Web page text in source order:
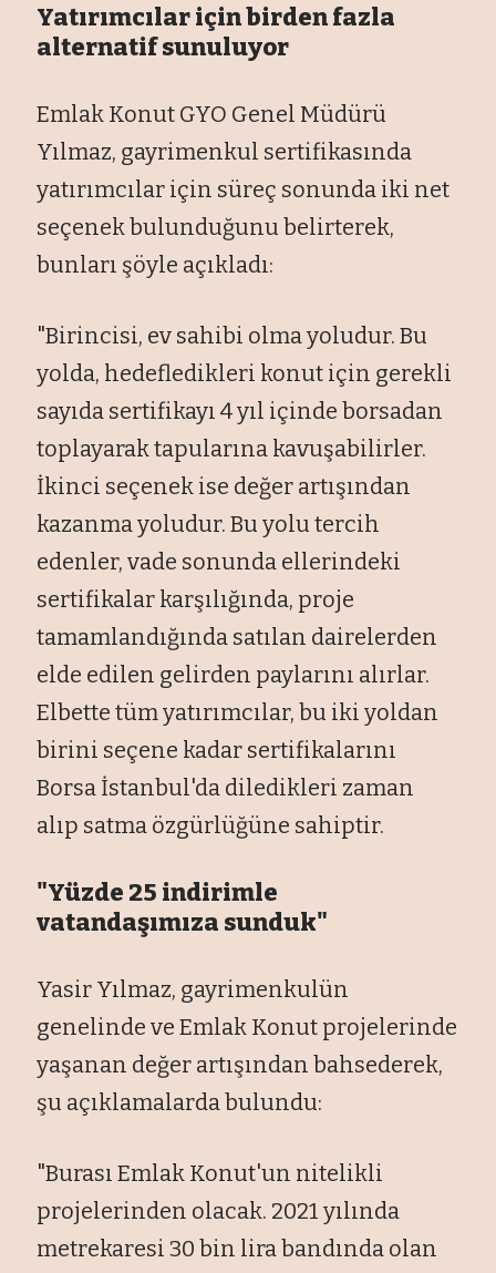
Yatırımcılar için birden fazla
alternatif sunuluyor
Emlak Konut GYO Genel Müdürü
Yılmaz, gayrimenkul sertifikasında
yatırımcılar için süreç sonunda iki net
seçenek bulunduğunu belirterek,
bunları şöyle açıkladı:
"Birincisi, ev sahibi olma yoludur. Bu
yolda, hedefledikleri konut için gerekli
sayıda sertifikayı 4 yıl içinde borsadan
toplayarak tapularına kavuşabilirler.
İkinci seçenek ise değer artışından
kazanma yoludur. Bu yolu tercih
edenler, vade sonunda ellerindeki
sertifikalar karşılığında, proje
tamamlandığında satılan dairelerden
elde edilen gelirden paylarını alırlar.
Elbette tüm yatırımcılar, bu iki yoldan
birini seçene kadar sertifikalarını
Borsa İstanbul'da diledikleri zaman
alıp satma özgürlüğüne sahiptir.
"Yüzde 25 indirimle
vatandaşımıza sunduk"
Yasir Yılmaz, gayrimenkulün
genelinde ve Emlak Konut projelerinde
yaşanan değer artışından bahsederek,
şu açıklamalarda bulundu:
"Burası Emlak Konut'un nitelikli
projelerinden olacak. 2021 yılında
metrekaresi 30 bin lira bandında olan